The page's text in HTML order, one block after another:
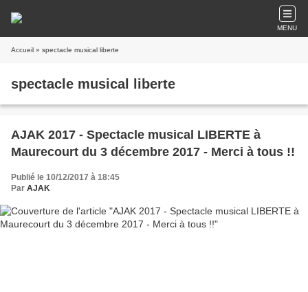
MENU
Accueil » spectacle musical liberte
spectacle musical liberte
AJAK 2017 - Spectacle musical LIBERTE à
Maurecourt du 3 décembre 2017 - Merci à tous !!
Publié le 10/12/2017 à 18:45
Par AJAK